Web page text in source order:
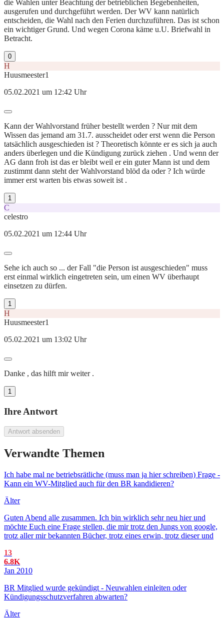
die Wahlen unter Beachtung der betrieblichen Begebenheiten,
ausgerufen und durchgeführt werden. Der WV kann natürlich
entscheiden, die Wahl nach den Ferien durchzuführen. Das ist schon
ein wichtiger Grund. Und wegen Corona käme u.U. Briefwahl in
Betracht.
0
H
Huusmeester1
05.02.2021 um 12:42 Uhr
Kann der Wahlvorstand früher bestellt werden ? Nur mit dem
Wissen das jemand am 31.7. ausscheidet oder erst wenn die Person
tatsächlich ausgeschieden ist ? Theoretisch könnte er es sich ja auch
anders überlegen und die Kündigung zurück ziehen . Und wenn der
AG dann froh ist das er bleibt weil er ein guter Mann ist und dem
zustimmt dann steht der Wahlvorstand blöd da oder ? Ich würde
immer erst warten bis etwas soweit ist .
1
C
celestro
05.02.2021 um 12:44 Uhr
Sehe ich auch so ... der Fall "die Person ist ausgeschieden" muss
erst einmal wirklich eingetreten sein, um einen WV überhaupt
einsetzen zu dürfen.
1
H
Huusmeester1
05.02.2021 um 13:02 Uhr
Danke , das hilft mir weiter .
1
Ihre Antwort
Antwort absenden
Verwandte Themen
Ich habe mal ne betriebsrätliche (muss man ja hier schreiben) Frage -
Kann ein WV-Mitglied auch für den BR kandidieren?
Älter
Guten Abend alle zusammen. Ich bin wirklich sehr neu hier und
möchte Euch eine Frage stellen, die mir trotz den Jungs von google,
trotz aller mir bekannten Bücher, trotz eines erwin, trotz dieser und
13
6.8K
Jan 2010
BR Mitglied wurde gekündigt - Neuwahlen einleiten oder
Kündigungsschutzverfahren abwarten?
Älter